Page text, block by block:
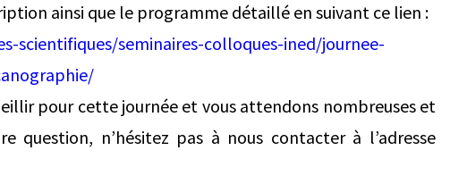
ainsi que le programme détaillé en suivant ce lien :
scientifiques/seminaires-colloques-ined/journee-
pour cette journée et vous attendons nombreuses et
question, n’hésitez pas à nous contacter à l’adresse